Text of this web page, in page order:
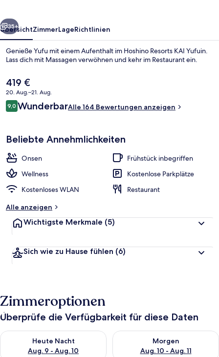
Weiter
35+
ÜbersichtZimmerLageRichtlinien
Genieße Yufu mit einem Aufenthalt im Hoshino Resorts KAI Yufuin.
Lass dich mit Massagen verwöhnen und kehr im Restaurant ein.
Der
aktuelle
Preis
beträgt
419 €
20. Aug.–21. Aug.
Bewertungen
9,09,0 von 10.
WunderbarAlle 164 Bewertungen anzeigen
Beliebte Annehmlichkeiten
Onsen
Frühstück inbegriffen
Wellness
Kostenlose Parkplätze
Kostenloses WLAN
Restaurant
Alle anzeigen
Wichtigste Merkmale (5)
Sich wie zu Hause fühlen (6)
Zimmeroptionen
Überprüfe die Verfügbarkeit für diese Daten
Heute Nacht
Aug. 9 - Aug. 10
Überprüfe die Verfügbarkeit für heute Nacht, Aug. 9 - Aug.
Morgen
Aug. 10 - Aug. 11
Überprüfe die Verfügbarkeit